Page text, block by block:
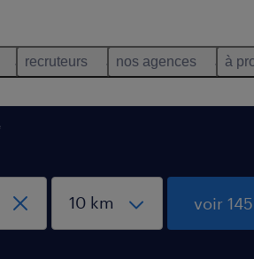
recruteurs nos agences à
voir